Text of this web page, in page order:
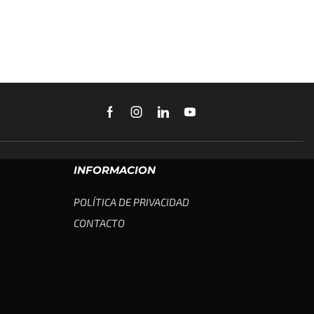
INFORMACION
POLÍTICA DE PRIVACIDAD
CONTACTO